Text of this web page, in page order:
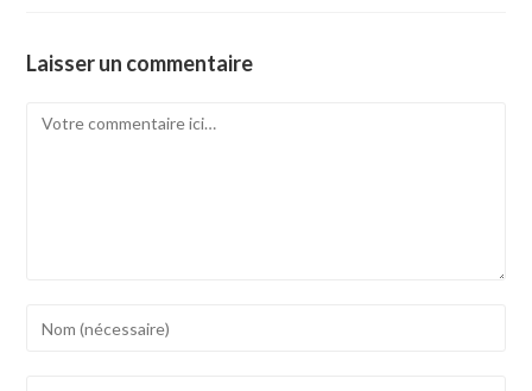
Laisser un commentaire
Comment